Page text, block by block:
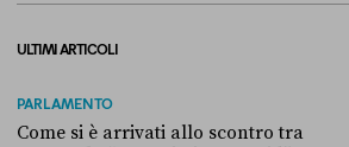
ULTIMI ARTICOLI
PARLAMENTO
Come si è arrivati allo scontro tra